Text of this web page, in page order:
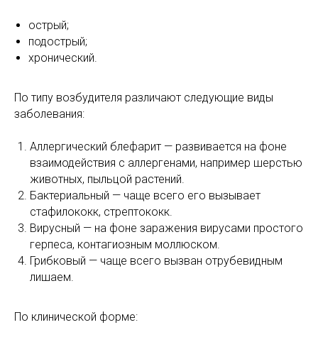
острый;
подострый;
хронический.
По типу возбудителя различают следующие виды
заболевания:
Аллергический блефарит — развивается на фоне
взаимодействия с аллергенами, например шерстью
животных, пыльцой растений.
Бактериальный — чаще всего его вызывает
стафилококк, стрептококк.
Вирусный — на фоне заражения вирусами простого
герпеса, контагиозным моллюском.
Грибковый — чаще всего вызван отрубевидным
лишаем.
По клинической форме: